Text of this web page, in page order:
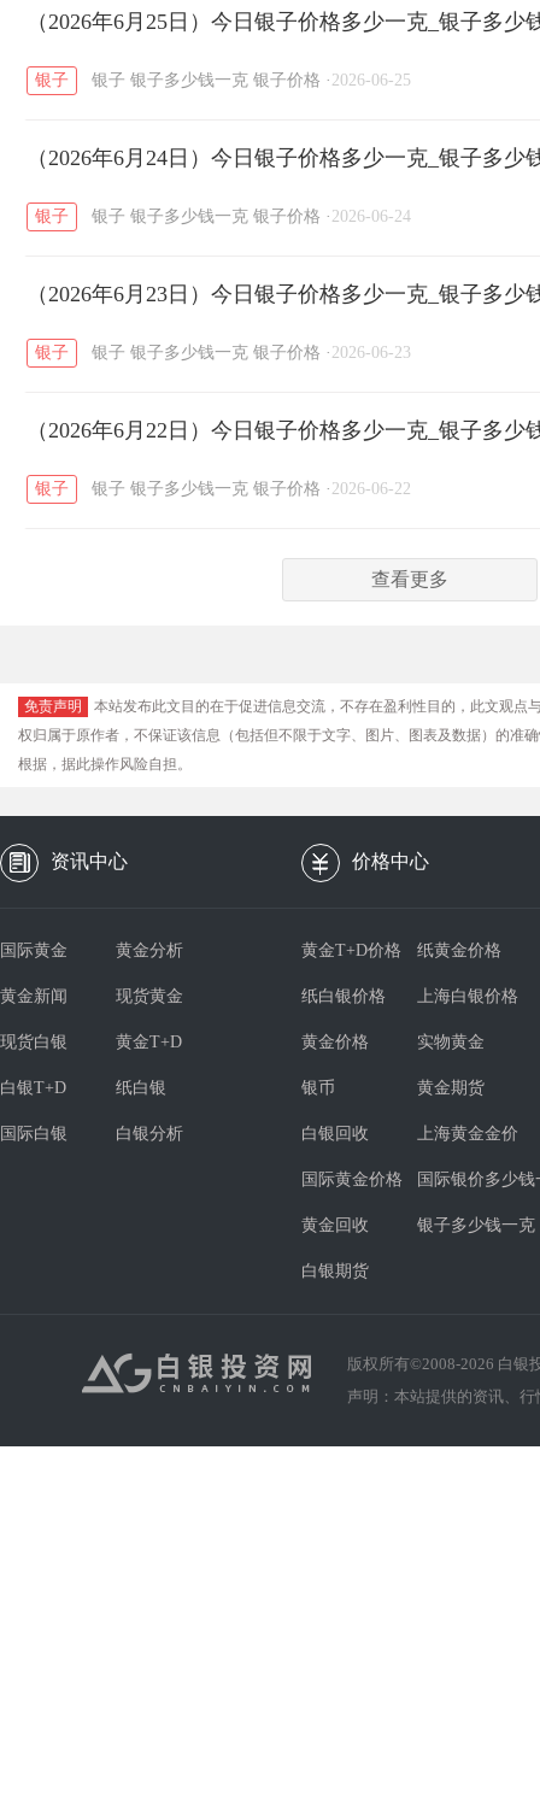
开国纪念币 大清银币 / 长城币 / 老
菜百 周生生 周大生
六福 / 金至尊 潮宏基 / 亚一金店 /
（2026年6月25日）今日银子价格多少一克_银子多少
银子 银子 银子多少钱一克 银子价格 · 2026-06-25
（2026年6月24日）今日银子价格多少一克_银子多少
银子 银子 银子多少钱一克 银子价格 · 2026-06-24
（2026年6月23日）今日银子价格多少一克_银子多少
银子 银子 银子多少钱一克 银子价格 · 2026-06-23
（2026年6月22日）今日银子价格多少一克_银子多少
银子 银子 银子多少钱一克 银子价格 · 2026-06-22
查看更多
免责声明
本站发布此文目的在于促进信息交流，不存在盈利性目的，此文观
权归属于原作者，不保证该信息（包括但不限于文字、图片、图表及数据）的准
根据，据此操作风险自担。
资讯中心 价格中心
国际黄金 黄金分析
黄金新闻 现货黄金
现货白银 黄金T+D
白银T+D 纸白银
国际白银 白银分析
黄金T+D价格 纸黄金价格
纸白银价格 上海白银价格
黄金价格 实物黄金
银币 黄金期货
白银回收 上海黄金金价
国际黄金价格 国际银价多少钱
黄金回收 银子多少钱一克
白银期货
版权所有©2008-2026 白银
声明：本站提供的资讯、